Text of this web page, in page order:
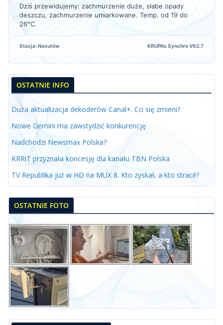
Dziś przewidujemy: zachmurzenie duże, słabe opady
deszczu, zachmurzenie umiarkowane. Temp. od 19 do
26°C.
Stacja: Nasutów KRUPAs Synchro V62.7
OSTATNIE INFO
Duża aktualizacja dekoderów Canal+. Co się zmieni?
Nowe Gemini ma zawstydzić konkurencję
Nadchodzi Newsmax Polska?
KRRiT przyznała koncesję dla kanału TBN Polska
TV Republika już w HD na MUX 8. Kto zyskał, a kto stracił?
OSTATNIE FOTO